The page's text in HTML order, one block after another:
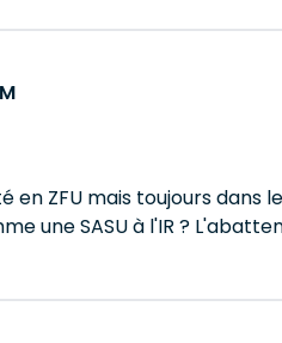
ZFU mais toujours dans
une SASU à l'IR ?